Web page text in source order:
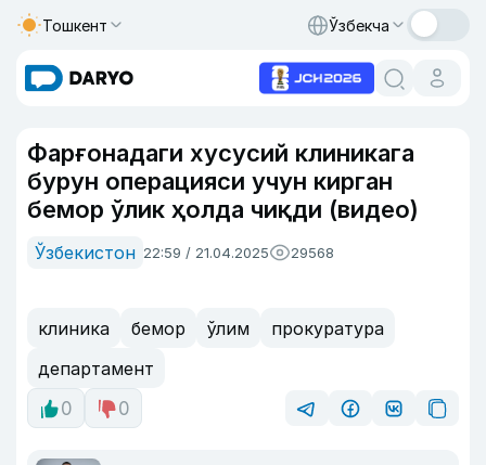
Тошкент Ўзбекча
Фарғонадаги хусусий клиникага
бурун операцияси учун кирган
бемор ўлик ҳолда чиқди (видео)
Ўзбекистон 22:59 / 21.04.2025 29568
клиника бемор ўлим
прокуратура
департамент
0
0